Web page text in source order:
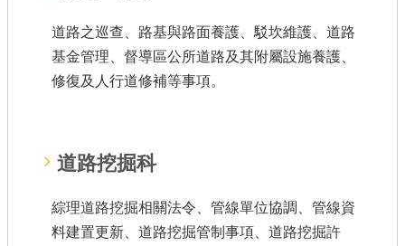
市政信箱
道路之巡查、路基與路面養護、駁坎維護、道路
基金管理、督導區公所道路及其附屬設施養護、
修復及人行道修補等事項。
道路挖掘科
綜理道路挖掘相關法令、管線單位協調、管線資
料建置更新、道路挖掘管制事項、道路挖掘許